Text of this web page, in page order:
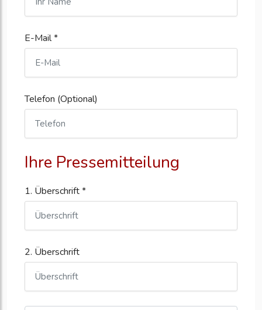
E-Mail *
Telefon (Optional)
Ihre Pressemitteilung
1. Überschrift *
2. Überschrift